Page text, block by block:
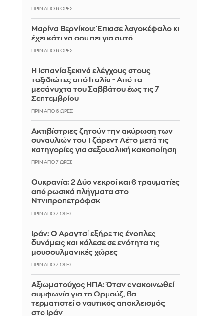
ΠΡΙΝ ΑΠΌ 6 ΏΡΕΣ
Μαρίνα Βερνίκου: Έπιασε λαγοκέφαλο κι
έχει κάτι να σου πει για αυτό
ΠΡΙΝ ΑΠΌ 6 ΏΡΕΣ
Η Ισπανία ξεκινά ελέγχους στους
ταξιδιώτες από Ιταλία - Από τα
μεσάνυχτα του Σαββάτου έως τις 7
Σεπτεμβρίου
ΠΡΙΝ ΑΠΌ 6 ΏΡΕΣ
Ακτιβίστριες ζητούν την ακύρωση των
συναυλιών του Τζάρεντ Λέτο μετά τις
κατηγορίες για σεξουαλική κακοποίηση
ΠΡΙΝ ΑΠΌ 7 ΏΡΕΣ
Ουκρανία: 2 Δύο νεκροί και 6 τραυματίες
από ρωσικά πλήγματα στο
Ντνιπροπετρόφσκ
ΠΡΙΝ ΑΠΌ 7 ΏΡΕΣ
Ιράν: Ο Αραγτσί εξήρε τις ένοπλες
δυνάμεις και κάλεσε σε ενότητα τις
μουσουλμανικές χώρες
ΠΡΙΝ ΑΠΌ 7 ΏΡΕΣ
Αξιωματούχος ΗΠΑ: Όταν ανακοινωθεί
συμφωνία για το Ορμούζ, θα
τερματιστεί ο ναυτικός αποκλεισμός
στο Ιράν